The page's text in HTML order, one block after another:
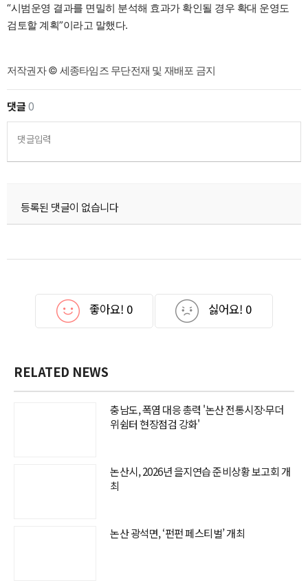
“시범운영 결과를 면밀히 분석해 효과가 확인될 경우 확대 운영도
검토할 계획”이라고 말했다.
저작권자 © 세종타임즈 무단전재 및 재배포 금지
댓글0
댓글입력
등록된 댓글이 없습니다
좋아요! 0 싫어요! 0
RELATED NEWS
충남도, 폭염 대응 총력 '논산 전통시장·무더
위쉼터 현장점검 강화'
논산시, 2026년 을지연습 준비상황 보고회 개
최
논산 광석면, ‘펀펀 페스티벌’ 개최